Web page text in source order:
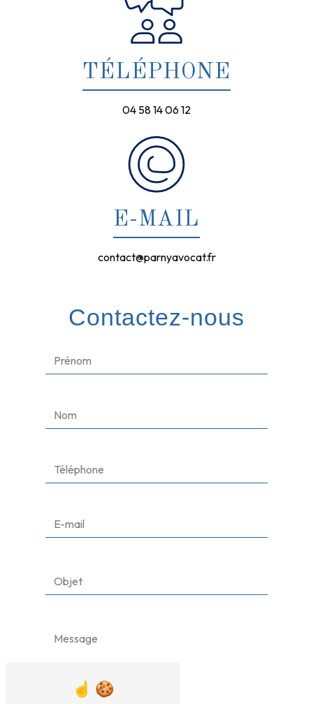
TÉLÉPHONE
04 58 14 06 12
E-MAIL
contact@parnyavocat.fr
Contactez-nous